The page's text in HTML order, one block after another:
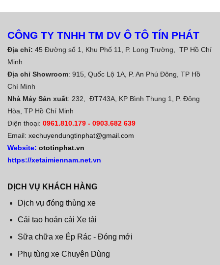
CÔNG TY TNHH TM DV Ô TÔ TÍN PHÁT
Địa chỉ: 45 Đường số 1, Khu Phố 11, P. Long Trường, TP Hồ Chí
Minh
Địa chỉ Showroom: 915, Quốc Lộ 1A, P. An Phú Đông, TP Hồ
Chí Minh
Nhà Máy Sản xuất: 232, ĐT743A, KP Bình Thung 1, P. Đông
Hòa, TP Hồ Chí Minh
Điện thoại: 0961.810.179 - 0903.682 639
Email: xechuyendungtinphat@gmail.com
Website: ototinphat.vn
https://xetaimiennam.net.vn
DỊCH VỤ KHÁCH HÀNG
Dịch vụ đóng thùng xe
Cải tạo hoán cải Xe tải
Sữa chữa xe Ép Rác - Đóng mới
Phụ tùng xe Chuyên Dùng